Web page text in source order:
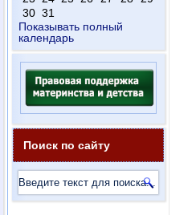
30 31
Показывать полный
календарь
Поиск по сайту